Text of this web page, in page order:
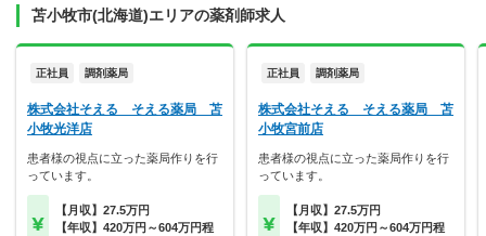
苫小牧市(北海道)エリアの薬剤師求人
正社員 調剤薬局
株式会社そえる そえる薬局 苫
小牧光洋店
患者様の視点に立った薬局作りを行
っています。
【月収】27.5万円
【年収】420万円～604万円程
正社員 調剤薬局
株式会社そえる そえる薬局 苫
小牧宮前店
患者様の視点に立った薬局作りを行
っています。
【月収】27.5万円
【年収】420万円～604万円程